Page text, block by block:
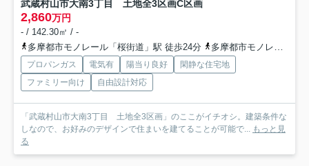
武蔵村山市大南3丁目 土地全3区画C区画
2,860万円
- / 142.30㎡ / -
多摩都市モノレール「桜街道」駅 徒歩24分
多摩都市モノレール「玉川上水」駅 徒歩25分
プロパンガス 電気有 陽当り良好
閑静な住宅地
ファミリー向け
自由設計対応
「武蔵村山市大南3丁目 土地全3区画」のここがイチオシ。建築条件な
しなので、お好みのデザインで住まいを建てることが可能で... もっと見
る